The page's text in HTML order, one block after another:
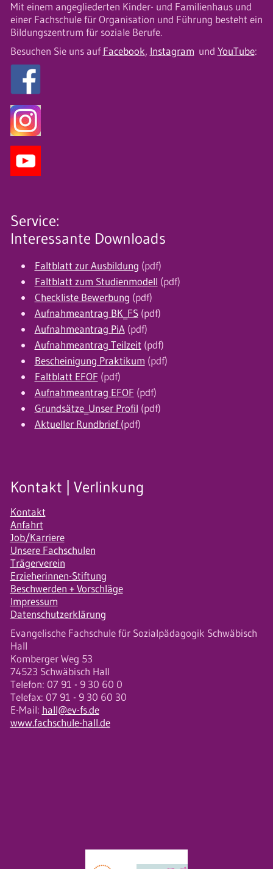
Mit einem angegliederten Kinder- und Familienhaus und
einer Fachschule für Organisation und Führung besteht ein
Bildungszentrum für soziale Berufe.
Besuchen Sie uns auf Facebook, Instagram und YouTube:
Service:
Interessante Downloads
Faltblatt zur Ausbildung (pdf)
Faltblatt zum Studienmodell (pdf)
Checkliste Bewerbung (pdf)
Aufnahmeantrag BK_FS(pdf)
Aufnahmeantrag PiA(pdf)
Aufnahmeantrag Teilzeit (pdf)
Bescheinigung Praktikum (pdf)
Faltblatt EFOF (pdf)
Aufnahmeantrag EFOF (pdf)
Grundsätze_Unser Profil (pdf)
Aktueller Rundbrief (pdf)
Kontakt | Verlinkung
Kontakt
Anfahrt
Job/Karriere
Unsere Fachschulen
Trägerverein
Erzieherinnen-Stiftung
Beschwerden + Vorschläge
Impressum
Datenschutzerklärung
Evangelische Fachschule für Sozialpädagogik Schwäbisch
Hall
Komberger Weg 53
74523 Schwäbisch Hall
Telefon: 07 91 - 9 30 60 0
Telefax: 07 91 - 9 30 60 30
E-Mail: hall@ev-fs.de
www.fachschule-hall.de